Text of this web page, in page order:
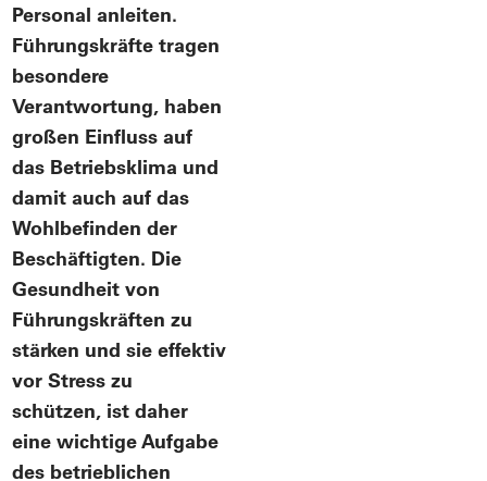
Personal anleiten.
Führungskräfte tragen
besondere
Verantwortung, haben
großen Einfluss auf
das Betriebsklima und
damit auch auf das
Wohlbefinden der
Beschäftigten. Die
Gesundheit von
Führungskräften zu
stärken und sie effektiv
vor Stress zu
schützen, ist daher
eine wichtige Aufgabe
des betrieblichen